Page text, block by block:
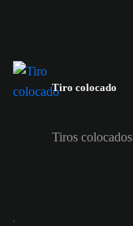
Tiro colocado
Tiros